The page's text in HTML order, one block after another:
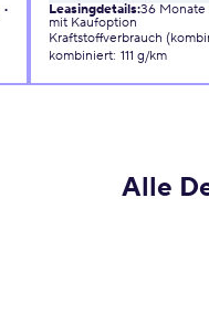
Leasingdetails:36 Monate
mit Kaufoption
Kraftstoffverbrauch
kombiniert: 111 g/km
Alle